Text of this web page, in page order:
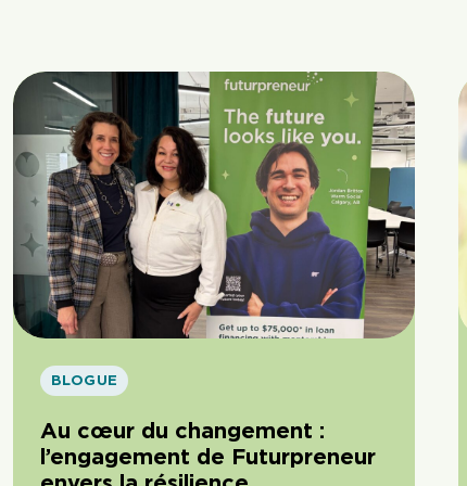
BLOGUE
Au cœur du changement :
l’engagement de Futurpreneur